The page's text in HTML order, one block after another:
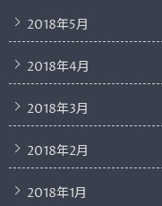
2018年5月
2018年4月
2018年3月
2018年2月
2018年1月